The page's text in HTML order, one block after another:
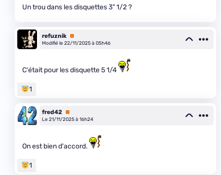
Un trou dans les disquettes 3" 1/2 ?
refuznik Premium
Modifié le 22/11/2025 à 05h46
C'était pour les disquette 5 1/4
1
fred42 Premium
Le 21/11/2025 à 16h24
On est bien d'accord.
1